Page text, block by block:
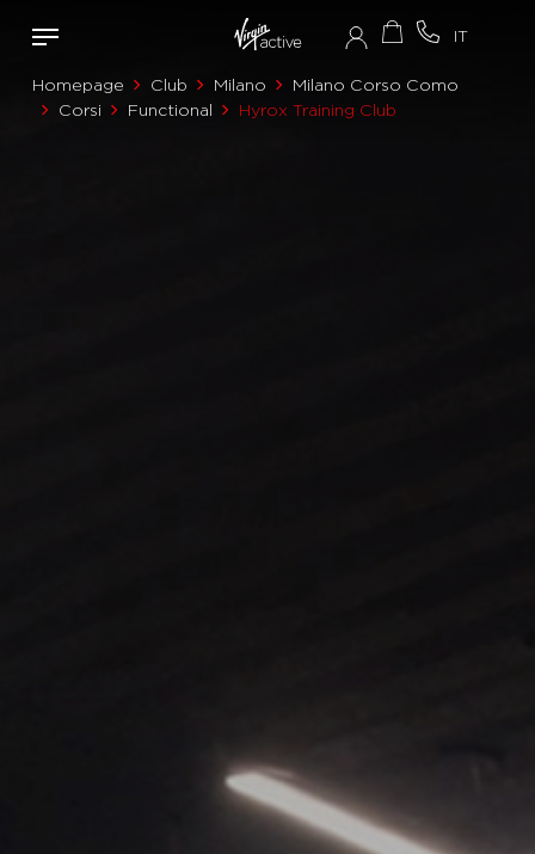
Homepage Club Milano
Milano Corso Como
Corsi
Functional Hyrox Training Club